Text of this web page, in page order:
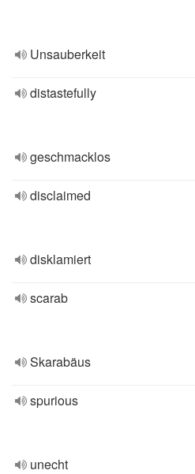
Unsauberkeit
distastefully
geschmacklos
disclaimed
disklamiert
scarab
Skarabäus
spurious
unecht